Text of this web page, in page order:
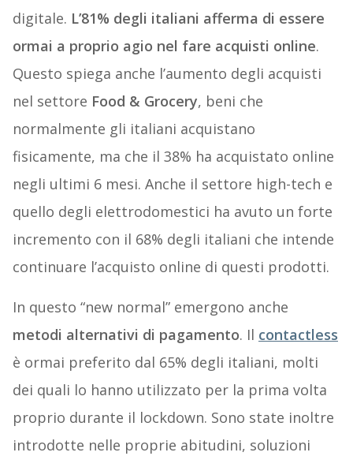
digitale. L’81% degli italiani afferma di essere
ormai a proprio agio nel fare acquisti online.
Questo spiega anche l’aumento degli acquisti
nel settore Food & Grocery, beni che
normalmente gli italiani acquistano
fisicamente, ma che il 38% ha acquistato online
negli ultimi 6 mesi. Anche il settore high-tech e
quello degli elettrodomestici ha avuto un forte
incremento con il 68% degli italiani che intende
continuare l’acquisto online di questi prodotti.
In questo “new normal” emergono anche
metodi alternativi di pagamento. Il contactless
è ormai preferito dal 65% degli italiani, molti
dei quali lo hanno utilizzato per la prima volta
proprio durante il lockdown. Sono state inoltre
introdotte nelle proprie abitudini, soluzioni